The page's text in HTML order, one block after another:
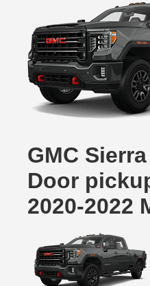
GMC
Door
2020-2022